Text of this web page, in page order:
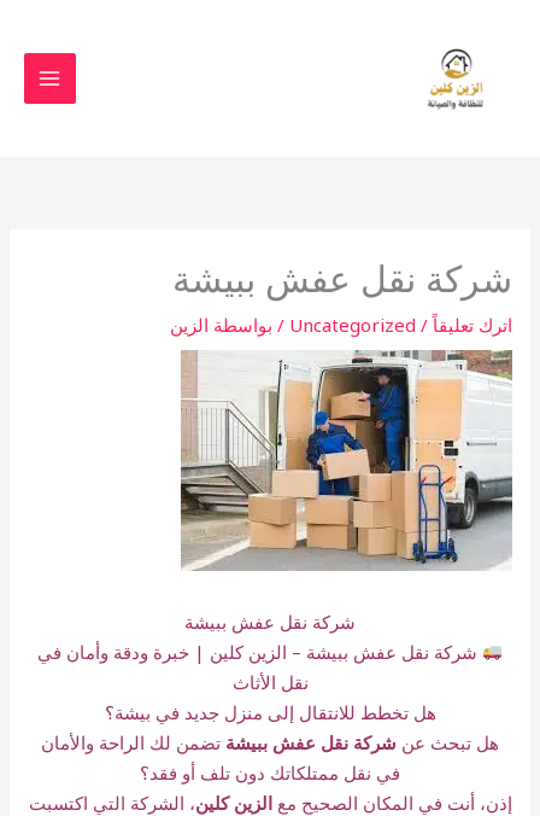
شركة نقل عفش ببيشة
اترك تعليقاً /
Uncategorized / بواسطة الزين
شركة نقل عفش ببيشة
شركة نقل عفش ببيشة – الزين كلين | خبرة ودقة وأمان في
نقل الأثاث
هل تخطط للانتقال إلى منزل جديد في بيشة؟
هل تبحث عن شركة نقل عفش ببيشة تضمن لك الراحة والأمان
في نقل ممتلكاتك دون تلف أو فقد؟
إذن، أنت في المكان الصحيح معالزين كلين، الشركة التي اكتسبت